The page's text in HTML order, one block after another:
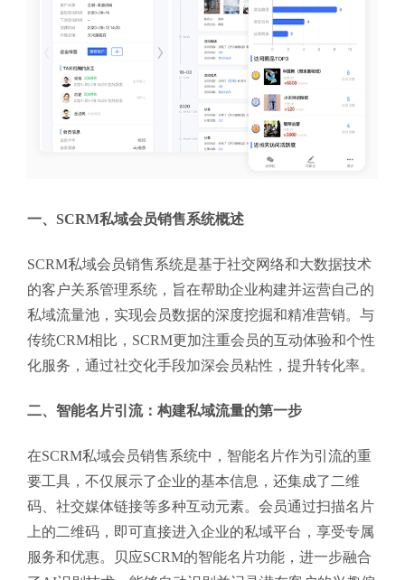
一、SCRM私域会员销售系统概述
SCRM私域会员销售系统是基于社交网络和大数据技术
的客户关系管理系统，旨在帮助企业构建并运营自己的
私域流量池，实现会员数据的深度挖掘和精准营销。与
传统CRM相比，SCRM更加注重会员的互动体验和个性
化服务，通过社交化手段加深会员粘性，提升转化率。
二、智能名片引流：构建私域流量的第一步
在SCRM私域会员销售系统中，智能名片作为引流的重
要工具，不仅展示了企业的基本信息，还集成了二维
码、社交媒体链接等多种互动元素。会员通过扫描名片
上的二维码，即可直接进入企业的私域平台，享受专属
服务和优惠。贝应SCRM的智能名片功能，进一步融合